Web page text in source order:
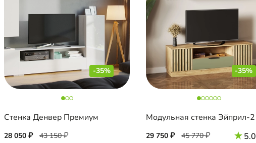
-35%
Стенка Денвер Премиум
28 050 43 150
-35%
Модульная стенка Эйприл-2
29 750 45 770 5.0